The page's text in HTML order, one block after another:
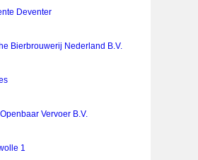
Deventer
Bierbrouwerij Nederland B.V.
Vervoer B.V.
1